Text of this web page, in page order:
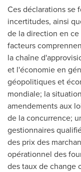
Ces déclarations se
incertitudes, ainsi
de la direction en
facteurs
la chaîne
et l'économie en
géopolitiques et
mondiale; la
amendements aux
de la concurrence;
gestionnaires
des prix des
opérationnel des
des taux de change